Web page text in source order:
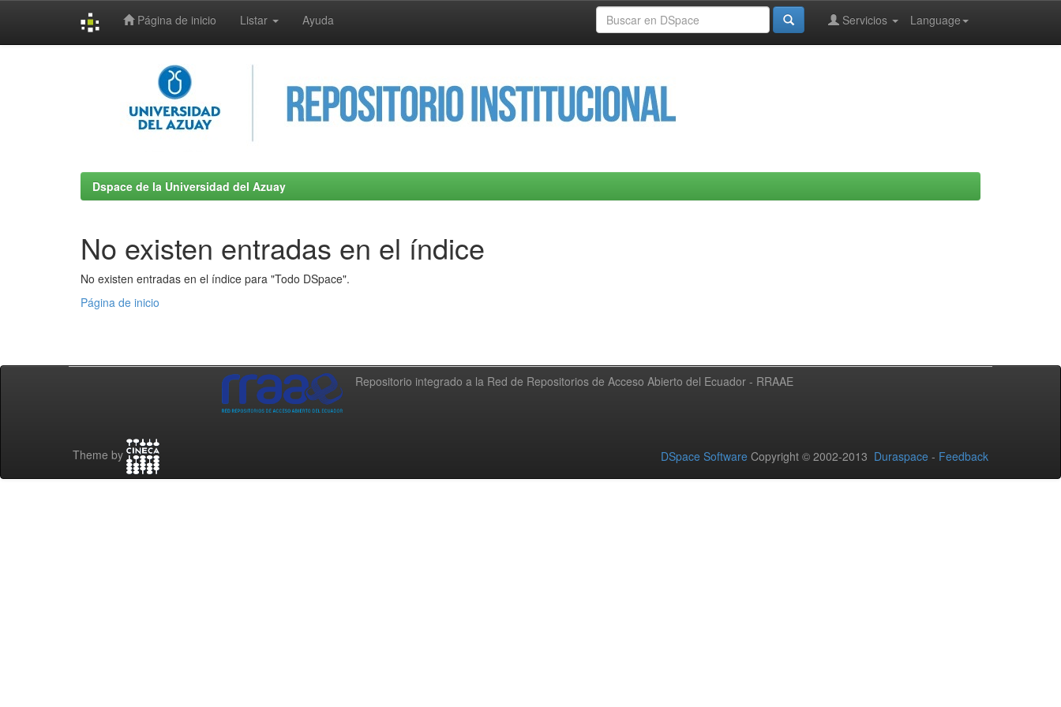
Página de inicio Listar Ayuda Language
Servicios
Dspace de la Universidad del Azuay
No existen entradas en el índice
No existen entradas en el índice para "Todo DSpace".
Página de inicio
Repositorio integrado a la Red de Repositorios de Acceso Abierto del Ecuador - RRAAE
Theme by DSpace Software Copyright © 2002-2013 Duraspace - Feedback